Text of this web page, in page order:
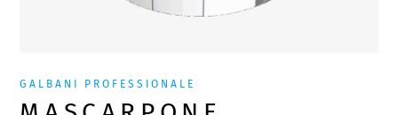
GALBANI PROFESSIONALE